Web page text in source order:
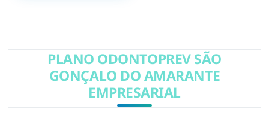
PLANO ODONTOPREV SÃO
GONÇALO DO AMARANTE
EMPRESARIAL